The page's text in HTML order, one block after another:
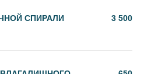
СПИРАЛИ
3 500